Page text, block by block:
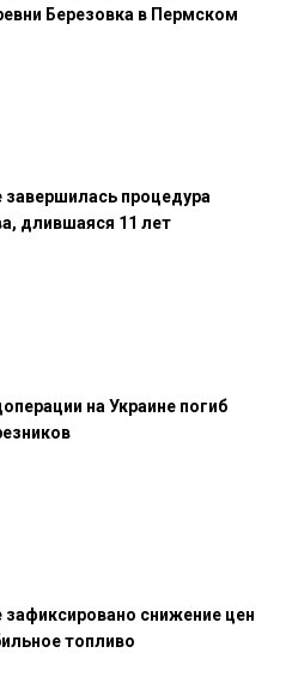
Березовка в Пермском
завершилась процедура
длившаяся 11 лет
на Украине погиб
зафиксировано снижение цен
топливо